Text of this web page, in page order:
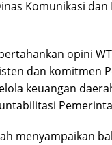
Komunikasi
opini
dan komitmen
keuangan
menyampaikan